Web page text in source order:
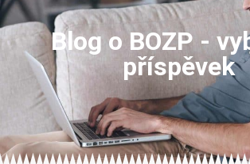
Blog o BOZP -
příspěvek